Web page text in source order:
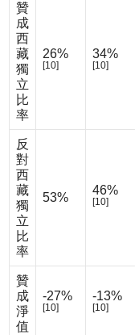
贊
成
西
藏
獨
立
比
率
26%
[10]
34%
[10]
反
對
西
藏
獨
立
比
率
53%
46%
[10]
贊
成
淨
值
-27%
[10]
-13%
[10]